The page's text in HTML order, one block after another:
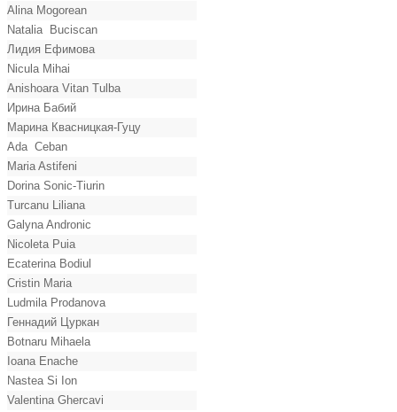
Alina Mogorean
Natalia Buciscan
Лидия Ефимова
Nicula Mihai
Anishoara Vitan Tulba
Ирина Бабий
Марина Квасницкая-Гуцу
Ada Ceban
Maria Astifeni
Dorina Sonic-Tiurin
Turcanu Liliana
Galyna Andronic
Nicoleta Puia
Ecaterina Bodiul
Cristin Maria
Ludmila Prodanova
Геннадий Цуркан
Botnaru Mihaela
Ioana Enache
Nastea Si Ion
Valentina Ghercavi